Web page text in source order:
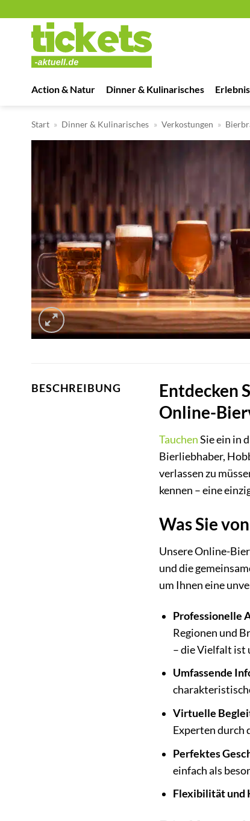
springen
Action & Natur Dinner & Kulinarisches
Start » Dinner & Kulinarisches » Verkostungen »
BESCHREIBUNG
Entdecken
Online-
TauchenSie ein in
Bierliebhaber,
verlassen zu
kennen – eine
Was Sie
Unsere Online-
und die
um Ihnen eine
Professionelle
Regionen und
– die Vielfalt ist
Umfassende
Virtuelle
Experten durch
Perfektes
einfach als
Flexibilität und